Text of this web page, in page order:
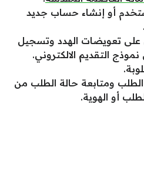
أو إنشاء حساب جديد
على تعويضات الهدد وتسجيل
التقديم الالكتروني.
الطلب ومتابعة حالة الطلب من
أو الهوية.